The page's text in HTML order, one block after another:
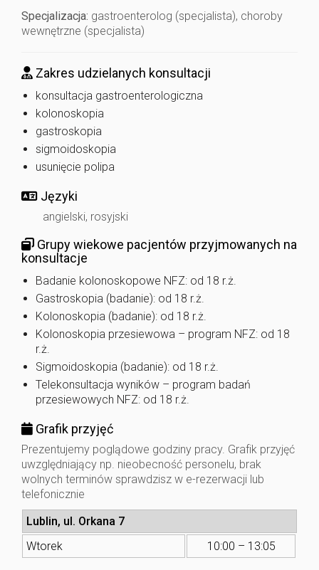
Specjalizacja: gastroenterolog (specjalista), choroby
wewnętrzne (specjalista)
Zakres udzielanych konsultacji
konsultacja gastroenterologiczna
kolonoskopia
gastroskopia
sigmoidoskopia
usunięcie polipa
Języki
angielski, rosyjski
Grupy wiekowe pacjentów przyjmowanych na
konsultacje
Badanie kolonoskopowe NFZ: od 18 r.ż.
Gastroskopia (badanie): od 18 r.ż.
Kolonoskopia (badanie): od 18 r.ż.
Kolonoskopia przesiewowa – program NFZ: od 18
r.ż.
Sigmoidoskopia (badanie): od 18 r.ż.
Telekonsultacja wyników – program badań
przesiewowych NFZ: od 18 r.ż.
Grafik przyjęć
Prezentujemy poglądowe godziny pracy. Grafik przyjęć
uwzględniający np. nieobecność personelu, brak
wolnych terminów sprawdzisz w e-rezerwacji lub
telefonicznie
Lublin, ul. Orkana 7
Wtorek
10:00 – 13:05